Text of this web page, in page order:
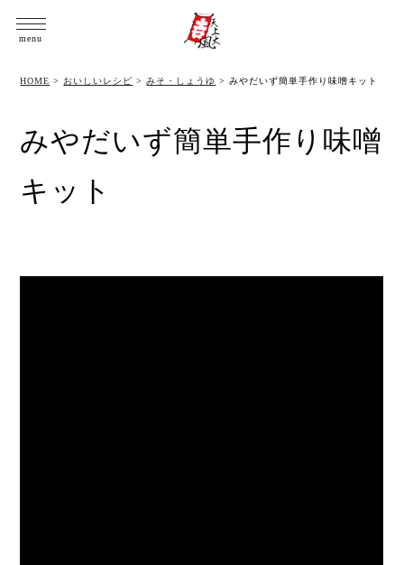
menu
HOME > おいしいレシピ >みそ・しょうゆ >みやだいず簡単手作り味噌キット
みやだいず簡単手作り味噌
キット